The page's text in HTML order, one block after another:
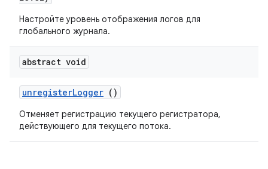
Настройте уровень отображения логов для
глобального журнала.
abstract void
unregisterLogger ()
Отменяет регистрацию текущего регистратора,
действующего для текущего потока.